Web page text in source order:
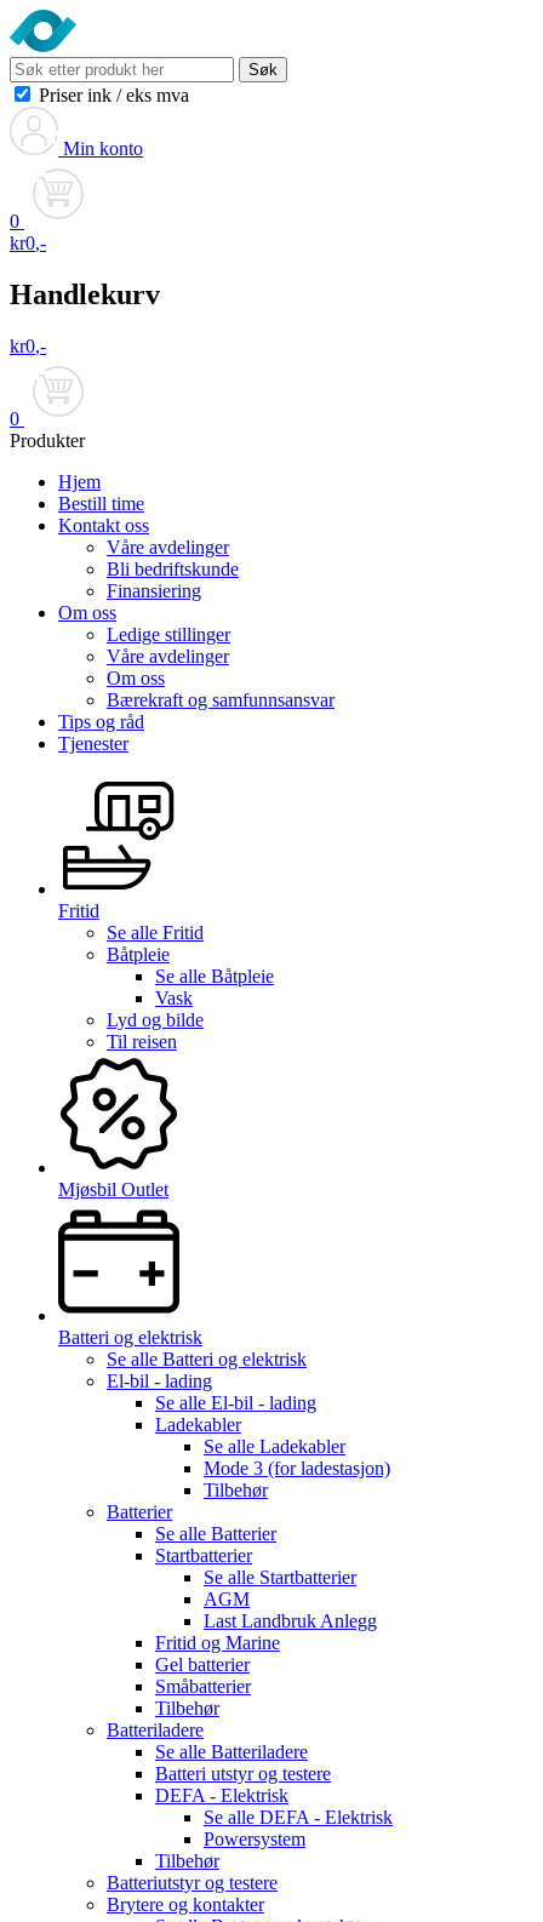
Søk
Priser ink / eks mva
Min konto
0
kr0,-
Handlekurv
kr0,-
0
Produkter
Hjem
Bestill time
Kontakt oss
Våre avdelinger
Bli bedriftskunde
Finansiering
Om oss
Ledige stillinger
Våre avdelinger
Om oss
Bærekraft og samfunnsansvar
Tips og råd
Tjenester
Fritid
Se alle Fritid
Båtpleie
Se alle Båtpleie
Vask
Lyd og bilde
Til reisen
Mjøsbil Outlet
Batteri og elektrisk
Se alle Batteri og elektrisk
El-bil - lading
Se alle El-bil - lading
Ladekabler
Se alle Ladekabler
Mode 3 (for ladestasjon)
Tilbehør
Batterier
Se alle Batterier
Startbatterier
Se alle Startbatterier
AGM
Last Landbruk Anlegg
Fritid og Marine
Gel batterier
Småbatterier
Tilbehør
Batteriladere
Se alle Batteriladere
Batteri utstyr og testere
DEFA - Elektrisk
Se alle DEFA - Elektrisk
Powersystem
Tilbehør
Batteriutstyr og testere
Brytere og kontakter